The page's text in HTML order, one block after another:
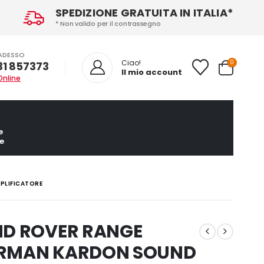
SPEDIZIONE GRATUITA IN ITALIA*
* Non valido per il contrassegno
857373 Ciao!
Il mio account
0
ROVER RANGE
KARDON SOUND